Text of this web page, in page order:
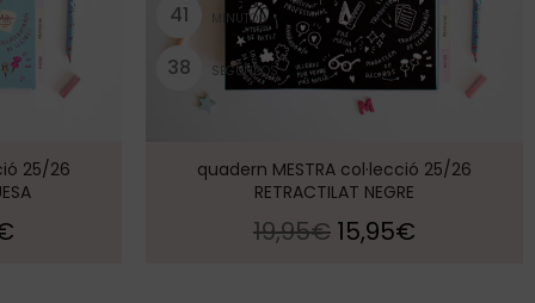
25/26
41 MINUTOS
37 SEGUNDOS
quadern MESTRA col·lecció 25/26
RETRACTILAT NEGRE
19,95€ 15,95€